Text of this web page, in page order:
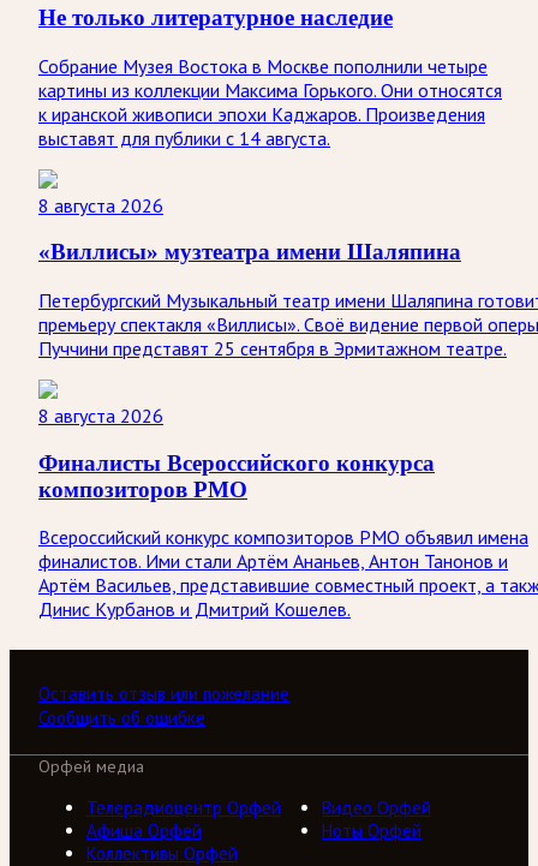
Не только литературное наследие
Собрание Музея Востока в Москве пополнили четыре
картины из коллекции Максима Горького. Они относятся
к иранской живописи эпохи Каджаров. Произведения
выставят для публики с 14 августа.
8 августа 2026
«Виллисы» музтеатра имени Шаляпина
Петербургский Музыкальный театр имени Шаляпина
премьеру спектакля «Виллисы». Своё видение первой оперы
Пуччини представят 25 сентября в Эрмитажном театре.
8 августа 2026
Финалисты Всероссийского конкурса
композиторов РМО
Всероссийский конкурс композиторов РМО объявил имена
финалистов. Ими стали Артём Ананьев, Антон Танонов и
Артём Васильев, представившие совместный проект, а
Динис Курбанов и Дмитрий Кошелев.
Оставить отзыв или пожелание
Сообщить об ошибке
Орфей медиа
Телерадиоцентр Орфей
Видео Орфей
Афиша Орфей
Ноты Орфей
Коллективы Орфей